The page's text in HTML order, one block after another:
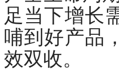
足当下增长
哺到好产品
效双收。